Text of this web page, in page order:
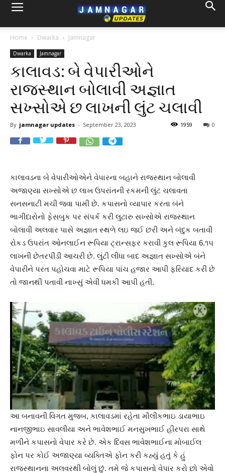
Home Dwarka Jamnagar
Dwarka Jamnagar
કાલાવડ: બે વેપારીઓને
રાજસ્થાન બોલાવી અજ્ઞાત
સખ્સોએ છ લાખની લુંટ ચલાવી
By jamnagar updates - September 23, 2023 0
1959
કાલાવડના બે વેપારીઓએને વેપારના બહાને રાજસ્થાન બોલાવી
અજાણ્યા સખ્સોએ છ લાખ ઉપરાંતની રકમની લુંટ ચલાવતા
સનસનાટી મચી જવા પામી છે. કપાસનો વ્યાપાર કરતા બંને
ભાગીદારોનો ફેસબુક પર સંપર્ક કરી લુટારુ સખ્સોએ રાજસ્થાન
બોલાવી અલવાર પાસે અજ્ઞાત સ્થળે લઇ જઈ છરી અને બંદુક બતાવી
રોકડ ઉપરાંત ઓનલાઈન રૂપિયા ટ્રાન્સફર કરાવી કુલ રૂપિયા 6.૧૫
લાખની છેતરપીંડી આચરી છે. લુંટી લીધા બાદ અજ્ઞાત સખ્સોએ બંને
વેપારીને પરત પહોચવા માટે રૂપિયા પાંચ હજાર આપી ફરિયાદ કરી છે
તો જાનથી પતાવી નાખ્સું એવી ધમકી આપી હતી.
આ બનાવની વિગત મુજબ, કાલાવડમાં રહેતા મૌલીકભાઇ ડાયાભાઇ
નાનજીભાઇ સાવલીયા અને ભાવેશભાઈ મનસુખભાઈ હીરપરા સાથે
મળીને કપાસનો વેપાર કરે છે. એક દિવસ ભાવેશભાઈના મોબાઈલ
ફોન પર કોઈ અજાણ્યા વ્યક્તિએ ફોન કરી કહ્યું હતું કે હું
રાજસ્થાનના અલવરથી બોલું છું. તમે જે કપાસનો વેપાર કરો છો એવો